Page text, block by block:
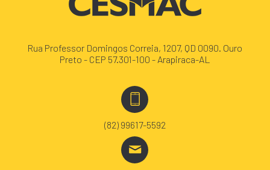
Rua Professor Domingos Correia, 1207, QD 0090. Ouro
Preto - CEP 57.301-100 - Arapiraca-AL
(82) 99617-5592